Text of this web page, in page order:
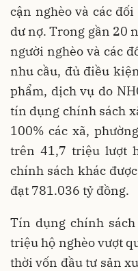
cận nghèo và các
dư nợ. Trong gần 20
người nghèo và các
nhu cầu, đủ điều
phẩm, dịch vụ do
tín dụng chính sách
100% các xã,
trên 41,7 triệu lượt
chính sách khác
đạt 781.036 tỷ đồng.
Tín dụng chính
triệu hộ nghèo vượt
thời vốn đầu tư sản